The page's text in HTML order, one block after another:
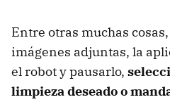
Entre otras muchas
imágenes adjuntas, la
el robot y pausarlo,
limpieza deseado o